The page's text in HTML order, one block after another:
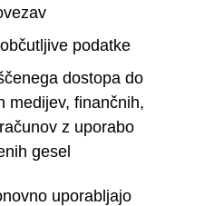
podatke
dostopa do
medijev, finančnih,
z uporabo
gesel
uporabljajo